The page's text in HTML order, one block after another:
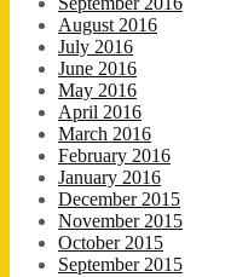
August 2016
July 2016
June 2016
May 2016
April 2016
March 2016
February 2016
January 2016
December 2015
November 2015
October 2015
September 2015